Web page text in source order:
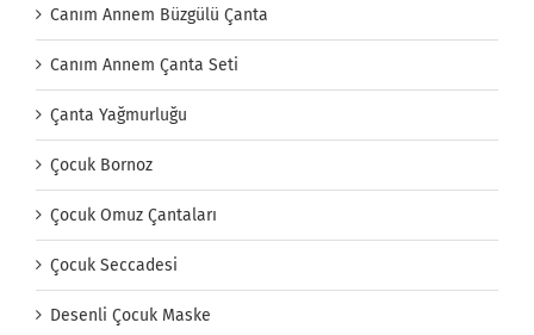
Canım Annem Büzgülü Çanta
Canım Annem Çanta Seti
Çanta Yağmurluğu
Çocuk Bornoz
Çocuk Omuz Çantaları
Çocuk Seccadesi
Desenli Çocuk Maske